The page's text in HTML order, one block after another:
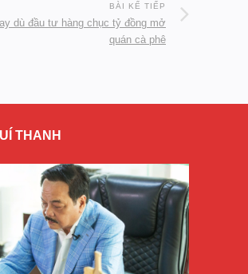
BÀI KẾ TIẾP
dù đầu tư hàng chục tỷ đồng mở
quán cà phê
THANH